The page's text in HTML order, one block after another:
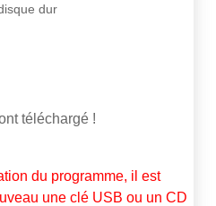
dur
téléchargé !
du programme, il est
une clé USB ou un CD